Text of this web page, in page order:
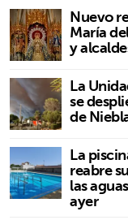
Nuevo
María
y
La
se
de
La
reabre
las
ayer